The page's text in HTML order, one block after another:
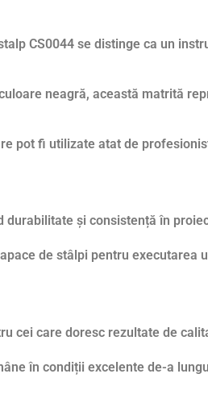
CS0044 se distinge ca un
neagră, această matrită
pot fi utilizate atat de
durabilitate și consistență în
de stâlpi pentru executarea
cei care doresc rezultate de
în condiții excelente de-a